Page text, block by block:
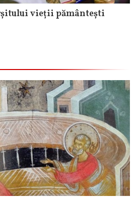
vieții pământești